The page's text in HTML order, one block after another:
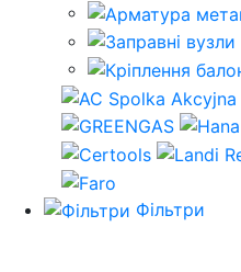
Фільтри